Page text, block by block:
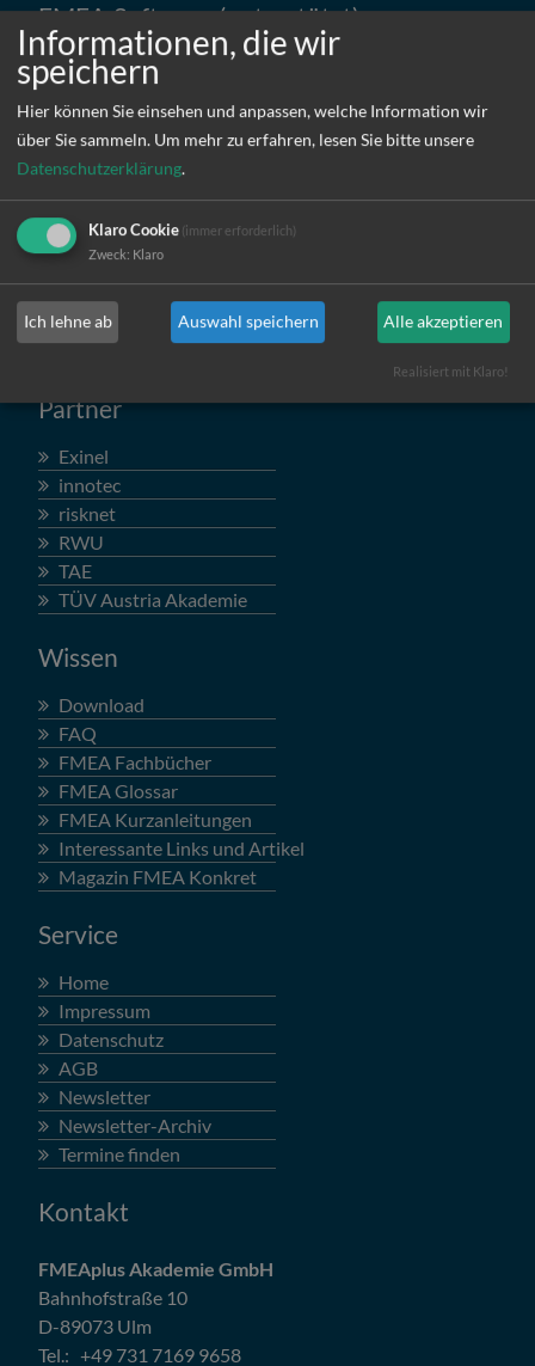
FMEA-Software (unterstützt)
APIS
BABTEC
BASSETTI / KNOWLLENCE
Böhme&Weihs
CAQ-AG
datapetal
ENCO
Hanse-FMEA
PeakAvenue
smart FMEA
Partner
Exinel
innotec
risknet
RWU
TAE
TÜV Austria Akademie
Wissen
Download
FAQ
FMEA Fachbücher
FMEA Glossar
FMEA Kurzanleitungen
Interessante Links und Artikel
Magazin FMEA Konkret
Service
Home
Impressum
Datenschutz
AGB
Newsletter
Newsletter-Archiv
Termine finden
Kontakt
FMEAplus Akademie GmbH
Bahnhofstraße 10
D-89073 Ulm
Tel.: +49 731 7169 9658
Informationen, die wir
speichern
Hier können Sie einsehen und anpassen, welche Information wir
über Sie sammeln. Um mehr zu erfahren, lesen Sie bitte unsere
Datenschutzerklärung.
Klaro Cookie (immer erforderlich)
Zweck: Klaro
Ich lehne ab Auswahl speichern Alle akzeptieren
Realisiert mit Klaro!